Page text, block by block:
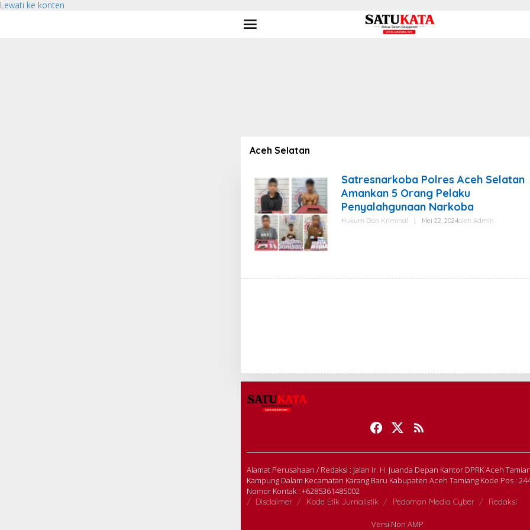
Lewati ke konten
Aceh Selatan
Satresnarkoba Polres Aceh Selatan
Amankan 5 Orang Pelaku
Penyalahgunaan Narkoba
Hukum Dan Kriminal | Mei 22, 2024Oleh Admin
Alamat Perusahaan / Redaksi : Jalan Ir. H. Juanda Depan Kantor DPRK Aceh
Kampung Dalam Kecamatan Karang Baru Kabupaten Aceh Tamiang Kode Pos :
Nomor Kontak : +6285361485002
Disclaimer Kode Etik Jurnalistik Pedoman Media Cyber Redaksi
Versi Non AMP